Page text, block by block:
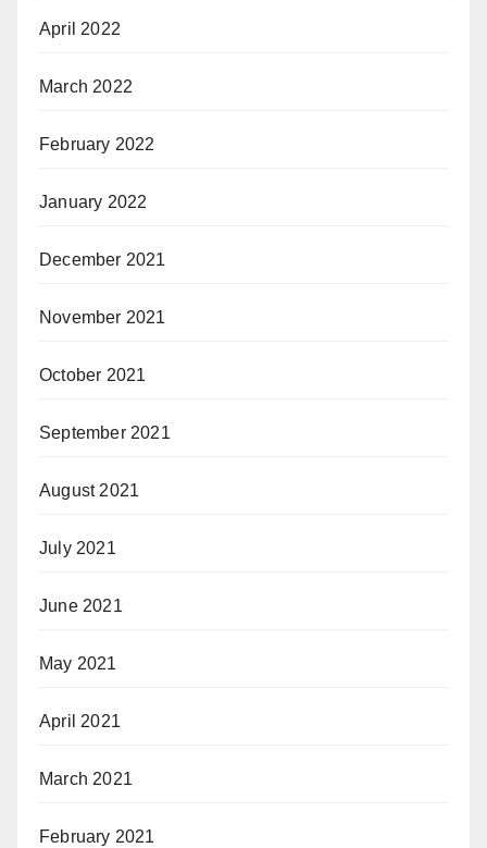
April 2022
March 2022
February 2022
January 2022
December 2021
November 2021
October 2021
September 2021
August 2021
July 2021
June 2021
May 2021
April 2021
March 2021
February 2021